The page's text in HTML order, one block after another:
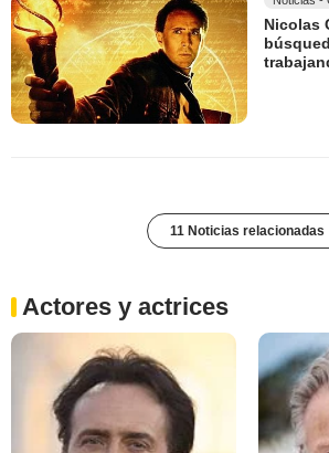
Nicolas
11 Noticias relacionadas
Actores y actrices